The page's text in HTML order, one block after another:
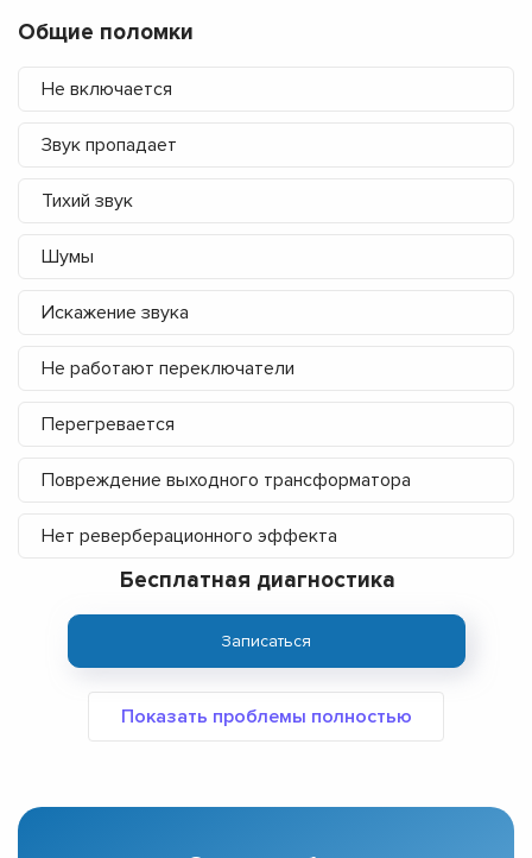
Общие поломки
Не включается
Звук пропадает
Тихий звук
Шумы
Искажение звука
Не работают переключатели
Перегревается
Повреждение выходного трансформатора
Нет реверберационного эффекта
Бесплатная диагностика
Записаться